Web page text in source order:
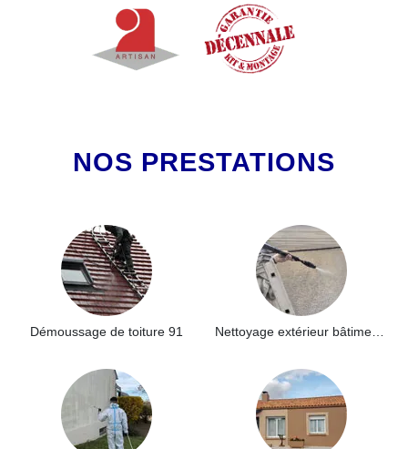
NOS PRESTATIONS
Démoussage de toiture 91